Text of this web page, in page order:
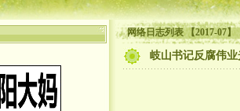
网络日志列表 【2017-07】
岐山书记反腐伟